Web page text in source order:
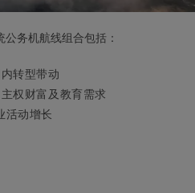
务机航线组合包括：
转型带动
权财富及教育需求
活动增长